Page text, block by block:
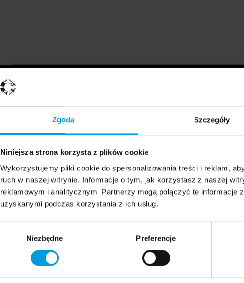
Zgoda Szczegóły
Niniejsza strona korzysta z plików cookie
Wykorzystujemy pliki cookie do spersonalizowania treści i reklam,
ruch w naszej witrynie. Informacje o tym, jak korzystasz z naszej
reklamowym i analitycznym. Partnerzy mogą połączyć te informacje
uzyskanymi podczas korzystania z ich usług.
Niezbędne Preferencje